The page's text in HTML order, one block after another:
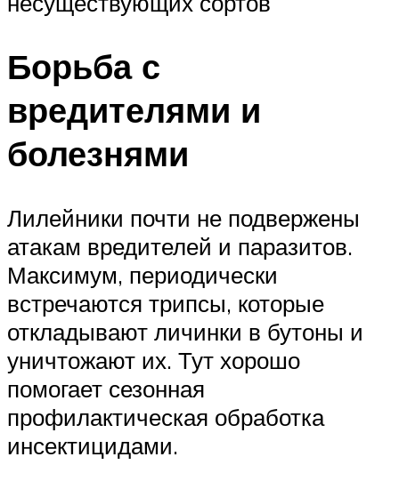
Борьба с
вредителями и
болезнями
Лилейники почти не подвержены
атакам вредителей и паразитов.
Максимум, периодически
встречаются трипсы, которые
откладывают личинки в бутоны и
уничтожают их. Тут хорошо
помогает сезонная
профилактическая обработка
инсектицидами.